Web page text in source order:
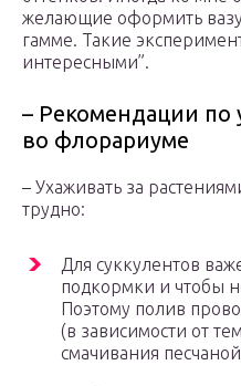
желающие оформить
гамме. Такие
интересными”.
– Рекомендации по
во флорариуме
– Ухаживать за
трудно:
Для суккулентов
подкормки и чтобы
Поэтому полив
(в зависимости от
смачивания